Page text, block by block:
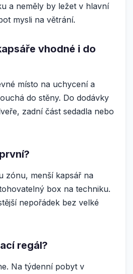
a neměly by ležet v hlavní
mysli na větrání.
vhodné i do
místo na uchycení a
do stěny. Do dodávky
zadní část sedadla nebo
zónu, menší kapsář na
box na techniku.
nepořádek bez velké
regál?
Na týdenní pobyt v